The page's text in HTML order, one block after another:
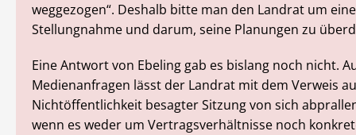
weggezogen“. Deshalb bitte man den Landrat um eine
Stellungnahme und darum, seine Planungen zu
Eine Antwort von Ebeling gab es bislang noch nicht.
Medienanfragen lässt der Landrat mit dem Verweis
Nichtöffentlichkeit besagter Sitzung von sich
wenn es weder um Vertragsverhältnisse noch